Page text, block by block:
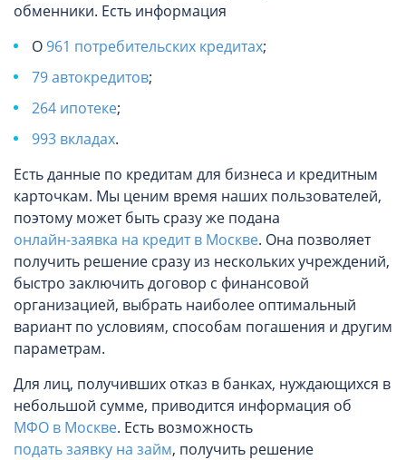
обменники. Есть информация
О961 потребительских кредитах;
79 автокредитов;
264 ипотеке;
993 вкладах.
Есть данные по кредитам для бизнеса и кредитным
карточкам. Мы ценим время наших пользователей,
поэтому может быть сразу же подана
онлайн-заявка на кредит в Москве. Она позволяет
получить решение сразу из нескольких учреждений,
быстро заключить договор с финансовой
организацией, выбрать наиболее оптимальный
вариант по условиям, способам погашения и другим
параметрам.
Для лиц, получивших отказ в банках, нуждающихся в
небольшой сумме, приводится информация об
МФО в Москве. Есть возможность
подать заявку на займ, получить решение